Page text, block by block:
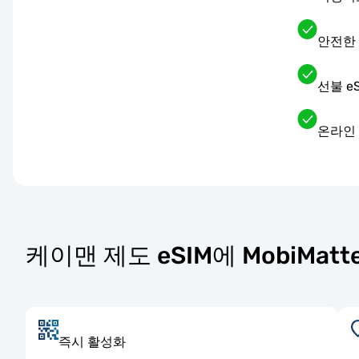
안전
선불
온라
케이맨 제도 eSIM에
즉시 활성화